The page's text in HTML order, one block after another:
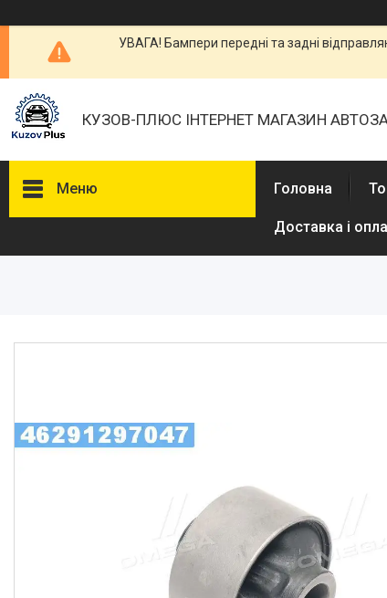
УВАГА! Бампери передні та задні
КУЗОВ-ПЛЮС ІНТЕРНЕТ МАГАЗИН
Меню Головна
Доставка і